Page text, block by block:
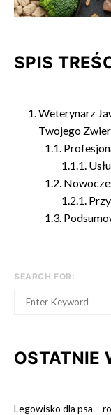
SPIS
Weterynarz
Twojego
SEARCH FOR:
OSTATNIE
Legowisko dla psa –